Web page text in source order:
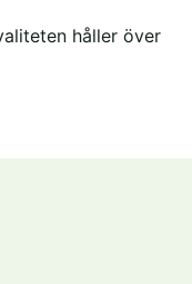
håller över